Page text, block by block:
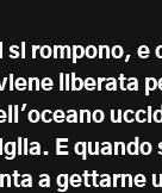
rompono, e
liberata
E quando
a gettarne